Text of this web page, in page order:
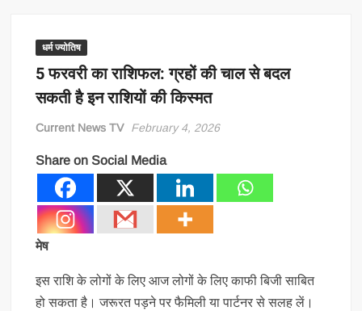
धर्म ज्योतिष
5 फरवरी का राशिफल: ग्रहों की चाल से बदल
सकती है इन राशियों की किस्मत
Current News TV February 4, 2026
Share on Social Media
मेष
इस राशि के लोगों के लिए आज लोगों के लिए काफी बिजी साबित
हो सकता है। जरूरत पड़ने पर फैमिली या पार्टनर से सलह लें।